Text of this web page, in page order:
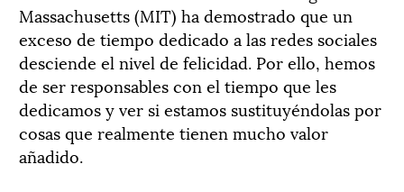
Massachusetts (MIT) ha demostrado que un
exceso de tiempo dedicado a las redes sociales
desciende el nivel de felicidad. Por ello, hemos
de ser responsables con el tiempo que les
dedicamos y ver si estamos sustituyéndolas por
cosas que realmente tienen mucho valor
añadido.